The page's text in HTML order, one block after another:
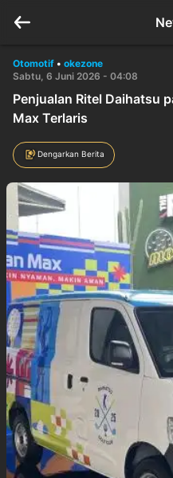
Otomotif • okezone
Sabtu, 6 Juni 2026 - 04:08
Penjualan Ritel Daihatsu
Max Terlaris
Dengarkan Berita